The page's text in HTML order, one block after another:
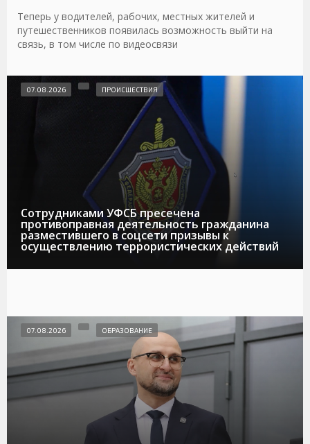
Теперь у водителей, рабочих, местных жителей и
путешественников появилась возможность выйти на
связь, в том числе по видеосвязи
Сотрудниками УФСБ пресечена
противоправная деятельность гражданина
разместившего в соцсети призывы к
осуществлению террористических действий
07.08.2026 ПРОИСШЕСТВИЯ
07.08.2026 ОБРАЗОВАНИЕ